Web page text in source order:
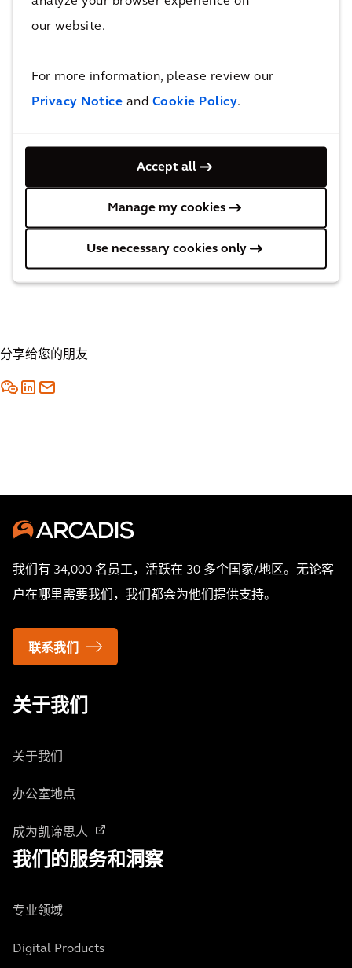
our website.
For more information, please review our
Privacy Notice and Cookie Policy.
Accept all
Manage my cookies
Use necessary cookies only
“星星之火”(Local Sparks) 计划的主要目标是鼓励
改善大众的生活质量。通过“星星之火”(Local
Sparks)，我们正在推动开发新的志愿服务项目，
的出色工作。
“星星之火”（Local Sparks）计划得到了
Lovinklaan基金会和Katalys的慷慨支持。
分享给您的朋友
我们有 34,000 名员工，活跃在 30 多个国家/地区。无论客
户在哪里需要我们，我们都会为他们提供支持。
联系我们
关于我们
关于我们
办公室地点
成为凯谛思人
我们的服务和洞察
专业领域
Digital Products